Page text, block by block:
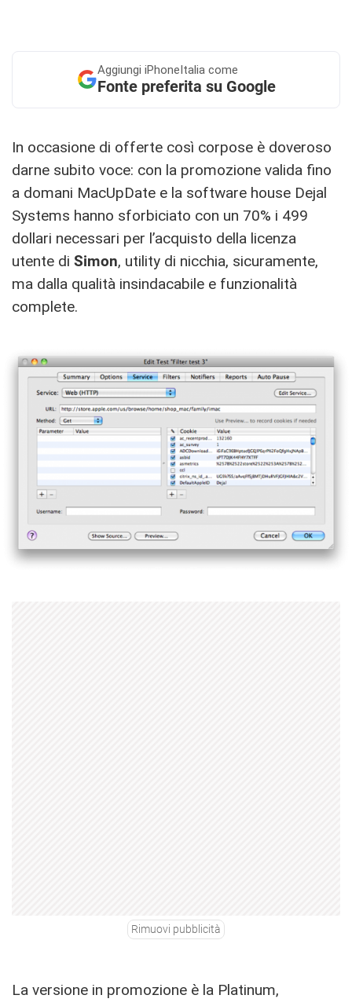
Aggiungi iPhoneItalia come
Fonte preferita su Google
In occasione di offerte così corpose è doveroso
darne subito voce: con la promozione valida fino
a domani MacUpDate e la software house Dejal
Systems hanno sforbiciato con un 70% i 499
dollari necessari per l’acquisto della licenza
utente di Simon, utility di nicchia, sicuramente,
ma dalla qualità insindacabile e funzionalità
complete.
Rimuovi pubblicità
La versione in promozione è la Platinum,